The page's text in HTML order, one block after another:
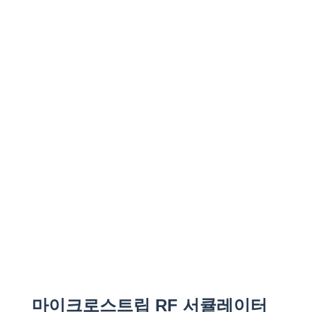
마이크로스트립 RF 서큘레이터